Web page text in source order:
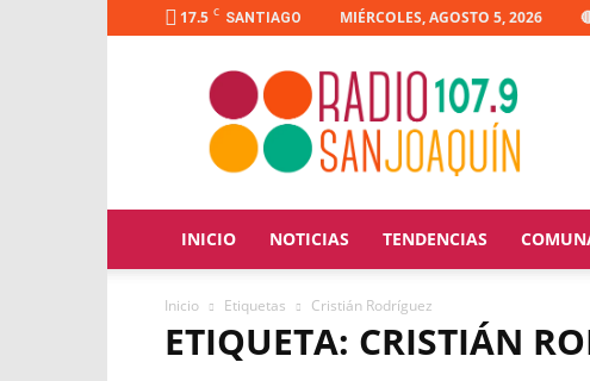
17.5 C SANTIAGO MIÉRCOLES, AGOSTO 5, 2026
Radio
Joaquín
INICIO NOTICIAS TENDENCIAS
Inicio Etiquetas Cristián Rodríguez
ETIQUETA: CRISTIÁN